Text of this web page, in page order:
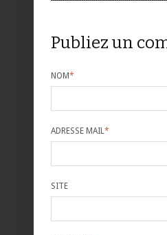
Publiez un
NOM*
ADRESSE MAIL *
SITE